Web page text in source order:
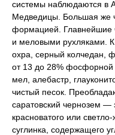
системы наблюдаются в
Медведицы. Большая же
формацией.
и меловыми рухляками.
охра, серный колчедан,
от 13 до 28% фосфорной
мел, алебастр,
чистый песок.
саратовский чернозем —
красноватого или
суглинка, содержащего